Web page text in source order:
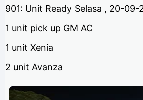
901: Unit Ready Selasa , 20-09-
1 unit pick up GM AC
1 unit Xenia
2 unit Avanza